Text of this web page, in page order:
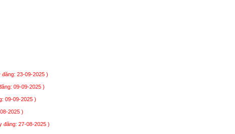
đăng: 23-09-2025 )
09-09-2025 )
09-09-2025 )
2025 )
đăng: 27-08-2025 )